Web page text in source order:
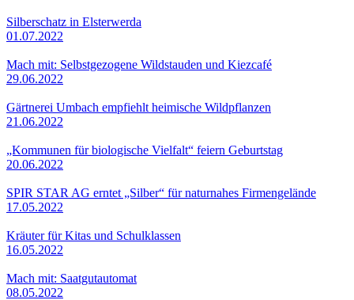
Silberschatz in Elsterwerda
01.07.2022
Mach mit: Selbstgezogene Wildstauden und Kiezcafé
29.06.2022
Gärtnerei Umbach empfiehlt heimische Wildpflanzen
21.06.2022
„Kommunen für biologische Vielfalt“ feiern Geburtstag
20.06.2022
SPIR STAR AG erntet „Silber“ für naturnahes Firmengelände
17.05.2022
Kräuter für Kitas und Schulklassen
16.05.2022
Mach mit: Saatgutautomat
08.05.2022